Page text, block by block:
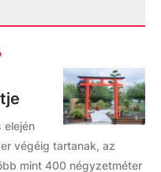
elején
végéig tartanak, az
mint 400 négyzetméter